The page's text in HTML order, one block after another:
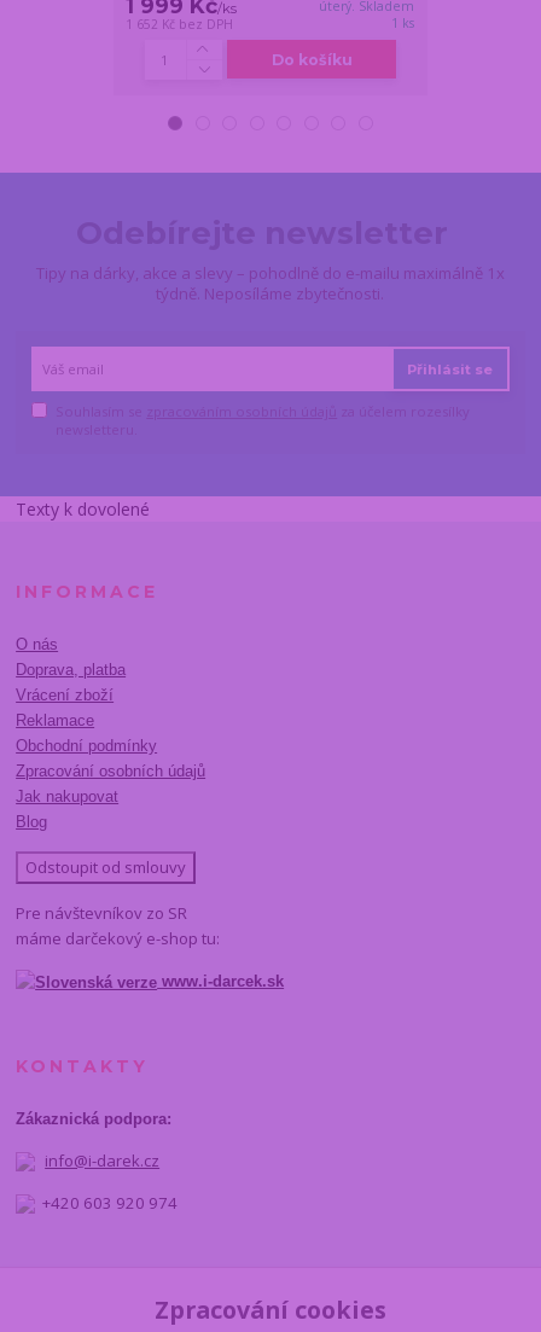
1 999 Kč/ks
1 652 Kč bez DPH
úterý. Skladem
1 ks
Do košíku
Tipy na dárky, akce a slevy – pohodlně do e-mailu maximálně 1x
týdně. Neposíláme zbytečnosti.
Přihlásit se
Texty k dovolené
INFORMACE
O nás
Doprava, platba
Vrácení zboží
Reklamace
Obchodní podmínky
Zpracování osobních údajů
Jak nakupovat
Blog
Odstoupit od smlouvy
Pre návštevníkov zo SR
máme darčekový e-shop tu:
www.i-darcek.sk
KONTAKTY
Zákaznická podpora:
info@i-darek.cz
+420 603 920 974
Zpracování cookies